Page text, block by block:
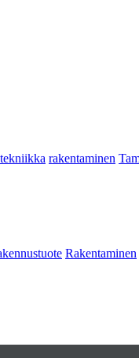
rakentaminen
Rakentaminen